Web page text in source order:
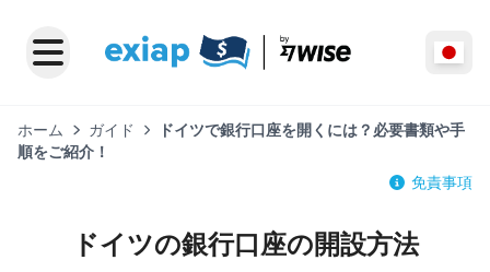
ホーム ガイド
ドイツで銀行口座を開くには？必要書類や手
順をご紹介！
免責事項
ドイツの銀行口座の開設方法